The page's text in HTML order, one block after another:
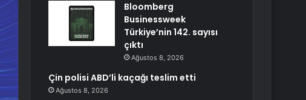
Bloomberg
Businessweek
Türkiye’nin 142. sayısı
çıktı
Ağustos 8, 2026
Çin polisi ABD’li kaçağı teslim etti
Ağustos 8, 2026